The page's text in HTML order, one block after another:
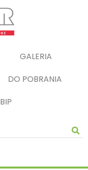
GALERIA
DO POBRANIA
BIP